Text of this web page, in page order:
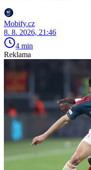
Mobify.cz
8. 8. 2026, 21:46
4 min
Reklama